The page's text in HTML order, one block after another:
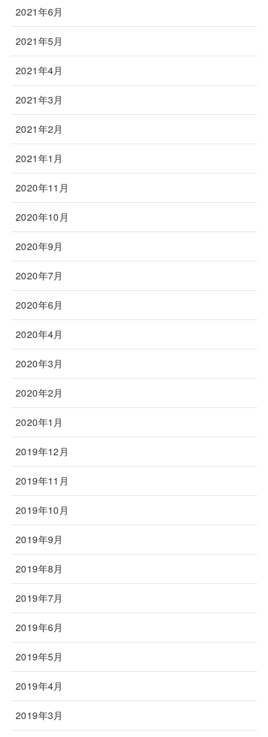
2021年6月
2021年5月
2021年4月
2021年3月
2021年2月
2021年1月
2020年11月
2020年10月
2020年9月
2020年7月
2020年6月
2020年4月
2020年3月
2020年2月
2020年1月
2019年12月
2019年11月
2019年10月
2019年9月
2019年8月
2019年7月
2019年6月
2019年5月
2019年4月
2019年3月